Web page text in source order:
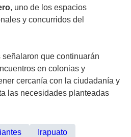
, uno de los espacios
y concurridos del
que continuarán
en colonias y
cercanía con la ciudadanía y
las necesidades planteadas
Irapuato